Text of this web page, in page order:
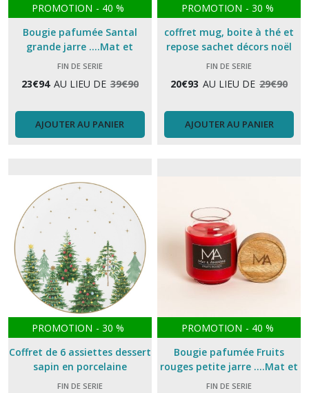
PROMOTION - 40 %
Bougie pafumée Santal
grande jarre ....Mat et
Amandine
FIN DE SERIE
23€94 AU LIEU DE 39€90
AJOUTER AU PANIER
PROMOTION - 30 %
coffret mug, boite à thé et
repose sachet décors noël
FIN DE SERIE
20€93 AU LIEU DE 29€90
AJOUTER AU PANIER
PROMOTION - 30 %
Coffret de 6 assiettes dessert
sapin en porcelaine
FIN DE SERIE
PROMOTION - 40 %
Bougie pafumée Fruits
rouges petite jarre ....Mat et
Amandine
FIN DE SERIE